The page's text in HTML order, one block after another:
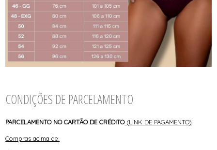
CONDIÇÕES DE PARCELAMENTO
PARCELAMENTO NO CARTÃO DE CRÉDITO(LINK DE PAGAMENTO)
Compras acima de: